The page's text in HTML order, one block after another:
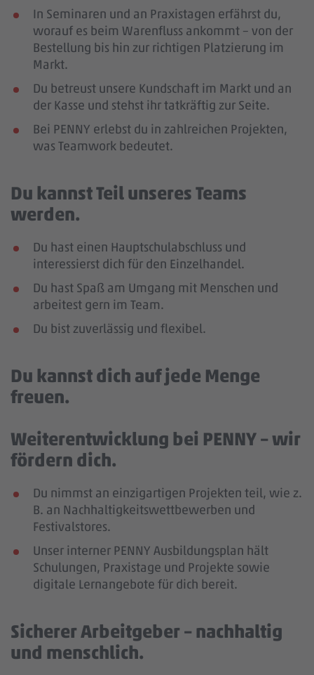
In Seminaren und an Praxistagen erfährst du,
worauf es beim Warenfluss ankommt – von der
Bestellung bis hin zur richtigen Platzierung im
Markt.
Du betreust unsere Kundschaft im Markt und an
der Kasse und stehst ihr tatkräftig zur Seite.
Bei PENNY erlebst du in zahlreichen Projekten,
was Teamwork bedeutet.
Du kannst Teil unseres Teams
werden.
Du hast einen Hauptschulabschluss und
interessierst dich für den Einzelhandel.
Du hast Spaß am Umgang mit Menschen und
arbeitest gern im Team.
Du bist zuverlässig und flexibel.
Du kannst dich auf jede Menge
freuen.
Weiterentwicklung bei PENNY – wir
fördern dich.
Du nimmst an einzigartigen Projekten teil, wie z.
B. an Nachhaltigkeitswettbewerben und
Festivalstores.
Unser interner PENNY Ausbildungsplan hält
Schulungen, Praxistage und Projekte sowie
digitale Lernangebote für dich bereit.
Sicherer Arbeitgeber – nachhaltig
und menschlich.